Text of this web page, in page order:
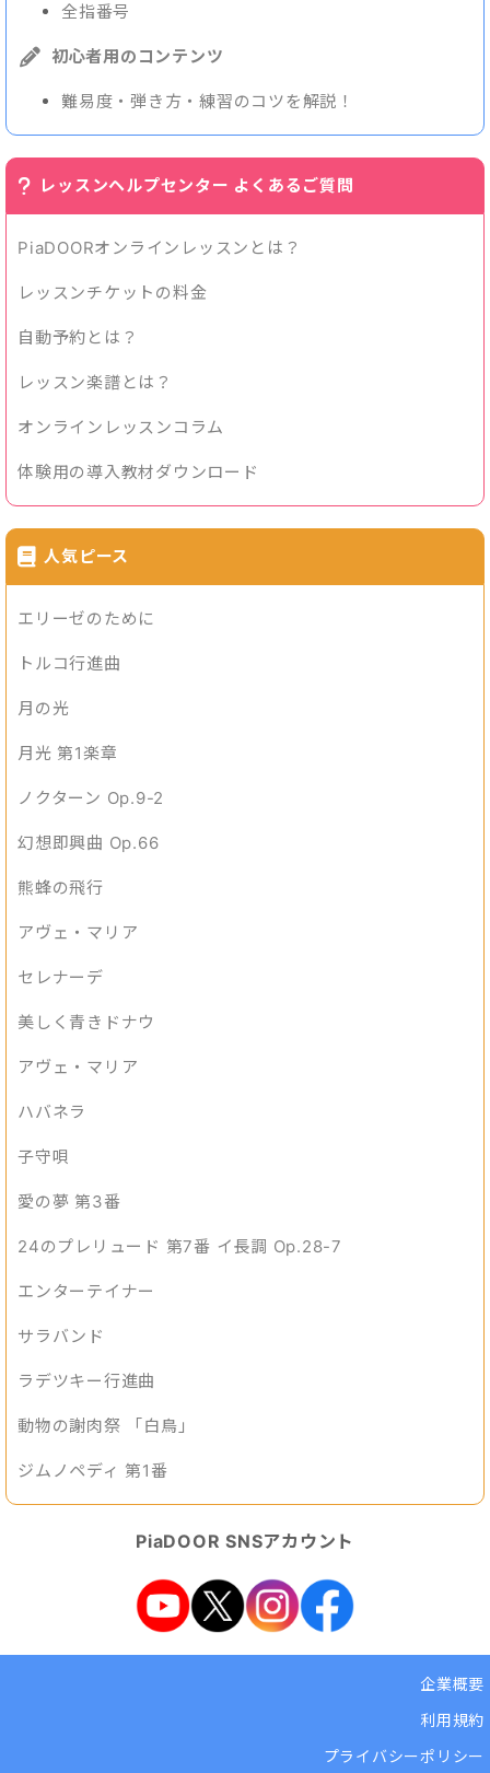
全指番号
初心者用のコンテンツ
難易度・弾き方・練習のコツを解説！
レッスンヘルプセンター よくあるご質問
PiaDOORオンラインレッスンとは？
レッスンチケットの料金
自動予約とは？
レッスン楽譜とは？
オンラインレッスンコラム
体験用の導入教材ダウンロード
人気ピース
エリーゼのために
トルコ行進曲
月の光
月光 第1楽章
ノクターン Op.9-2
幻想即興曲 Op.66
熊蜂の飛行
アヴェ・マリア
セレナーデ
美しく青きドナウ
アヴェ・マリア
ハバネラ
子守唄
愛の夢 第3番
24のプレリュード 第7番 イ長調 Op.28-7
エンターテイナー
サラバンド
ラデツキー行進曲
動物の謝肉祭 「白鳥」
ジムノペディ 第1番
PiaDOOR SNSアカウント
企業概要
利用規約
プライバシーポリシー